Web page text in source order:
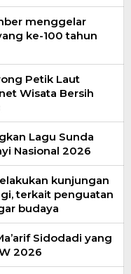
menggelar
ke-100 tahun
Petik Laut
Wisata Bersih
Lagu Sunda
Nasional 2026
kunjungan
terkait penguatan
budaya
Sidodadi yang
2026